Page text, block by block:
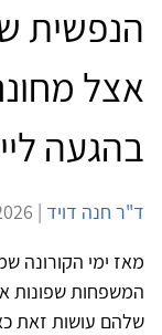
הנפשית
אצל
בהגעה
ד"ר חנה דויד | 24/5/2026 | 392 צפיות |
מאז ימי הקורונה
המשפחות שפונות
שלהם עושות זאת